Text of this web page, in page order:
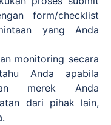
form/checklist
yang Anda
monitoring secara
Anda apabila
merek Anda
dari pihak lain,